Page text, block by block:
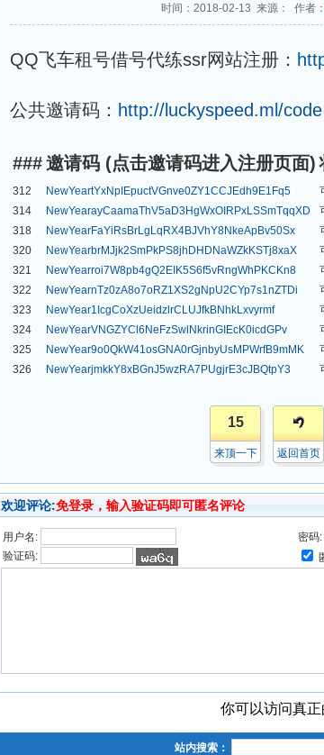
时间：2018-02-13 来源： 作者：
QQ飞车租号借号代练ssr网站注册：
公共邀请码： http://luckyspeed.ml/code
###邀请码 (点击邀请码进入注册页面)
312 NewYeartYxNpIEpuctVGnve0ZY1CCJEdh9E1Fq5
314
NewYearayCaamaThV5aD3HgWxOIRPxLSSmTqqXD
318
NewYearFaYiRsBrLgLqRX4BJVhY8NkeApBv50Sx
320
NewYearbrMJjk2SmPkPS8jhDHDNaWZkKSTj8xaX
321
NewYearroi7W8pb4gQ2EIK5S6f5vRngWhPKCKn8
322
NewYearnTz0zA8o7oRZ1XS2gNpU2CYp7s1nZTDi
323
NewYear1IcgCoXzUeidzlrCLUJfkBNhkLxvyrmf
324
NewYearVNGZYCl6NeFzSwlNkrinGIEcK0icdGPv
325
NewYear9o0QkW41osGNA0rGjnbyUsMPWrfB9mMK
326
NewYearjmkkY8xBGnJ5wzRA7PUgjrE3cJBQtpY3
15
来顶一下 返回首页
欢迎评论:免登录，输入验证码即可匿名评论
用户名:
密码:
验证码:
你可以访问真正
站内搜索：